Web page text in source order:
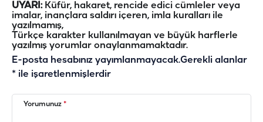
UYARI:Küfür, hakaret, rencide edici cümleler veya
imalar, inançlara saldırı içeren, imla kuralları ile
yazılmamış,
Türkçe karakter kullanılmayan ve büyük harflerle
yazılmış yorumlar onaylanmamaktadır.
E-posta hesabınız yayımlanmayacak.Gerekli alanlar
* ile işaretlenmişlerdir
Yorumunuz *